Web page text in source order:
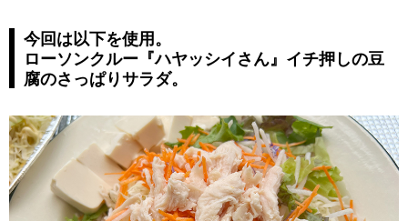
今回は以下を使用。
ローソンクルー『ハヤッシイさん』イチ押しの豆
腐のさっぱりサラダ。